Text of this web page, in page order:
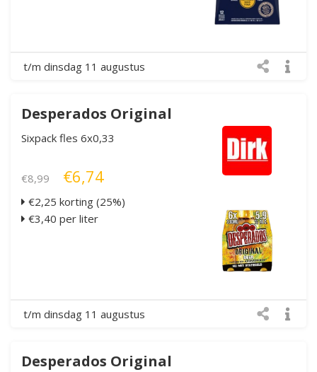
t/m dinsdag 11 augustus
Desperados Original
Sixpack fles 6x0,33
€8,99 €6,74
€2,25 korting (25%)
€3,40 per liter
t/m dinsdag 11 augustus
Desperados Original